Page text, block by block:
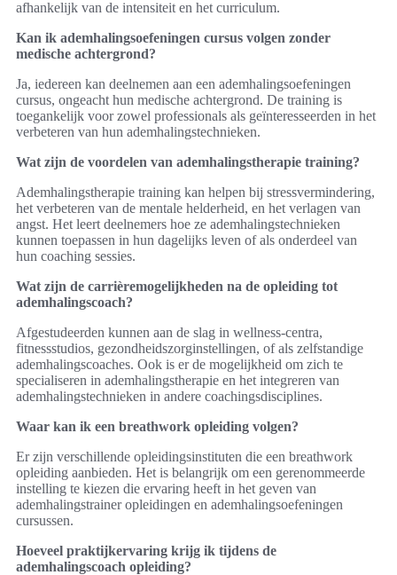
afhankelijk van de intensiteit en het curriculum.
Kan ik ademhalingsoefeningen cursus volgen zonder
medische achtergrond?
Ja, iedereen kan deelnemen aan een ademhalingsoefeningen
cursus, ongeacht hun medische achtergrond. De training is
toegankelijk voor zowel professionals als geïnteresseerden in het
verbeteren van hun ademhalingstechnieken.
Wat zijn de voordelen van ademhalingstherapie training?
Ademhalingstherapie training kan helpen bij stressvermindering,
het verbeteren van de mentale helderheid, en het verlagen van
angst. Het leert deelnemers hoe ze ademhalingstechnieken
kunnen toepassen in hun dagelijks leven of als onderdeel van
hun coaching sessies.
Wat zijn de carrièremogelijkheden na de opleiding tot
ademhalingscoach?
Afgestudeerden kunnen aan de slag in wellness-centra,
fitnessstudios, gezondheidszorginstellingen, of als zelfstandige
ademhalingscoaches. Ook is er de mogelijkheid om zich te
specialiseren in ademhalingstherapie en het integreren van
ademhalingstechnieken in andere coachingsdisciplines.
Waar kan ik een breathwork opleiding volgen?
Er zijn verschillende opleidingsinstituten die een breathwork
opleiding aanbieden. Het is belangrijk om een gerenommeerde
instelling te kiezen die ervaring heeft in het geven van
ademhalingstrainer opleidingen en ademhalingsoefeningen
cursussen.
Hoeveel praktijkervaring krijg ik tijdens de
ademhalingscoach opleiding?